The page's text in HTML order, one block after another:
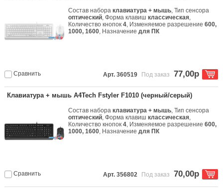
Состав набораклавиатура + мышь, Тип сенсора
оптический, Форма клавишклассическая,
Количество кнопок4, Изменяемое разрешение600,
1000, 1600, Назначениедля ПК
Сравнить Арт. 360519 Под заказ 77,00р
Клавиатура + мышь A4Tech Fstyler F1010 (черный/серый)
Состав набораклавиатура + мышь, Тип сенсора
оптический, Форма клавишклассическая,
Количество кнопок4, Изменяемое разрешение600,
1000, 1600, Назначениедля ПК
Сравнить Арт. 356802 Под заказ 70,00р